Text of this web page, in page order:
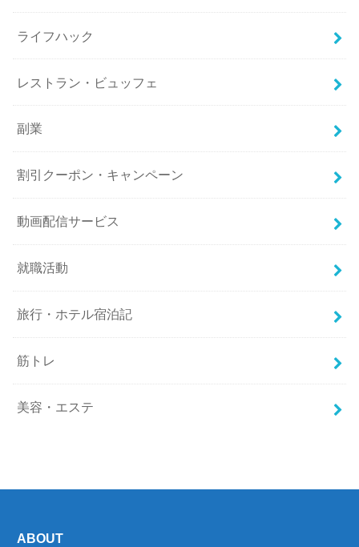
ライフハック
レストラン・ビュッフェ
副業
割引クーポン・キャンペーン
動画配信サービス
就職活動
旅行・ホテル宿泊記
筋トレ
美容・エステ
ABOUT